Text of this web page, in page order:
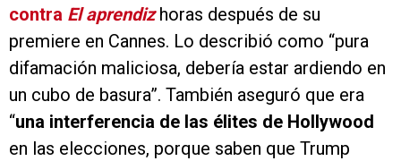
contra El aprendizhoras después de su
premiere en Cannes. Lo describió como “pura
difamación maliciosa, debería estar ardiendo en
un cubo de basura”. También aseguró que era
“una interferencia de las élites de Hollywood
en las elecciones, porque saben que Trump